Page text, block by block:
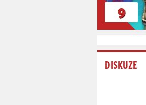
9
DISKUZE